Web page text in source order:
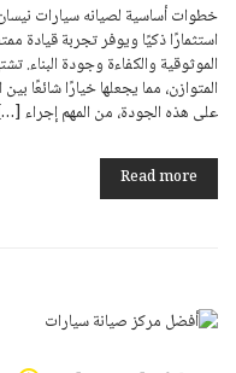
خطوات أساسية لصيانه سيارات
استثمارًا ذكيًا ويوفر تجربة قيادة
الموثوقية والكفاءة وجودة البناء.
المتوازن، مما يجعلها خيارًا شائعًا
على هذه الجودة، من المهم إجراء
Read more